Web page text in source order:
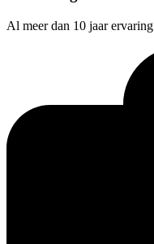
Al meer dan 10 jaar ervaring